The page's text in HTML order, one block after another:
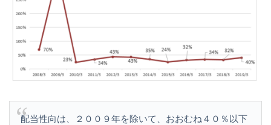
配当性向は、２００９年を除いて、おおむね４０％以下